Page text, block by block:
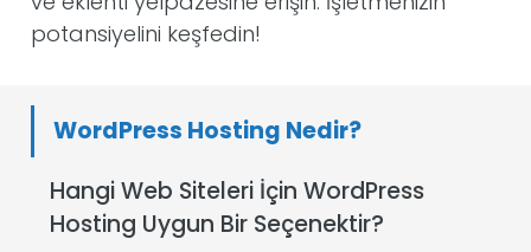
potansiyelini keşfedin!
WordPress Hosting Nedir?
Hangi Web Siteleri İçin WordPress
Hosting Uygun Bir Seçenektir?